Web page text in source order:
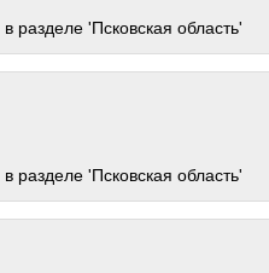
в разделе 'Псковская область'
в разделе 'Псковская область'